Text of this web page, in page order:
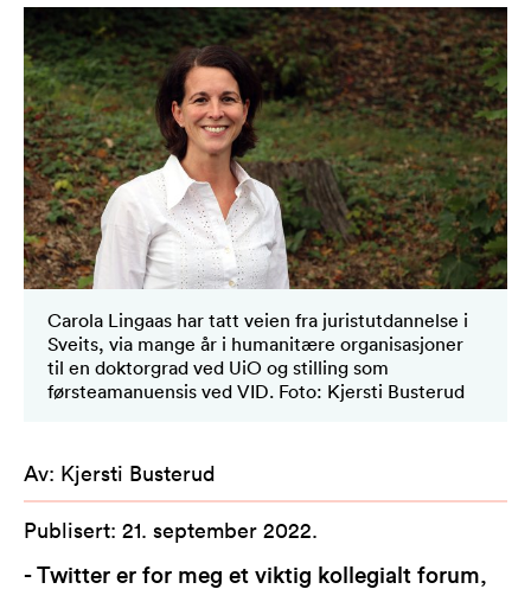
Carola Lingaas har tatt veien fra juristutdannelse i
Sveits, via mange år i humanitære organisasjoner
til en doktorgrad ved UiO og stilling som
førsteamanuensis ved VID. Foto: Kjersti Busterud
Av: Kjersti Busterud
Publisert: 21. september 2022.
- Twitter er for meg et viktig kollegialt forum,